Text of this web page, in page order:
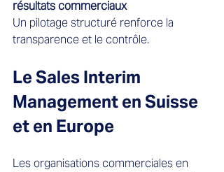
résultats commerciaux
Un pilotage structuré renforce la
transparence et le contrôle.
Le Sales Interim
Management en Suisse
et en Europe
Les organisations commerciales en